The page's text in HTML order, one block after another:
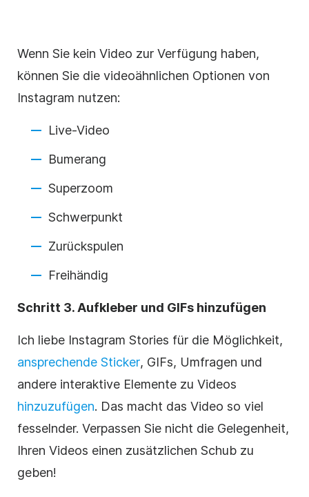
Wenn Sie kein Video zur Verfügung haben,
können Sie die videoähnlichen Optionen von
Instagram nutzen:
Live-Video
Bumerang
Superzoom
Schwerpunkt
Zurückspulen
Freihändig
Schritt 3. Aufkleber und GIFs hinzufügen
Ich liebe Instagram Stories für die Möglichkeit,
ansprechende Sticker, GIFs, Umfragen und
andere interaktive Elemente zu Videos
hinzuzufügen. Das macht das Video so viel
fesselnder. Verpassen Sie nicht die Gelegenheit,
Ihren Videos einen zusätzlichen Schub zu
geben!